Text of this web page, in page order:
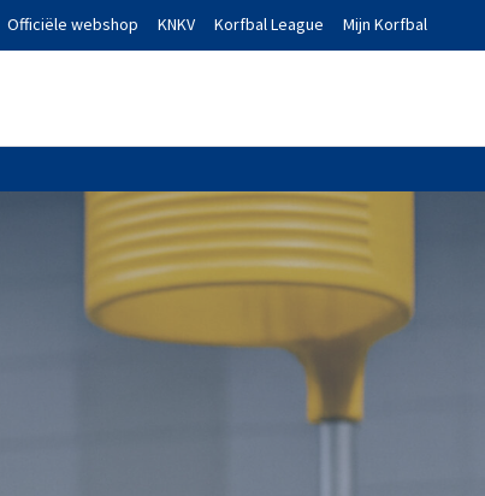
Officiële webshop KNKV Korfbal League Mijn Korfbal